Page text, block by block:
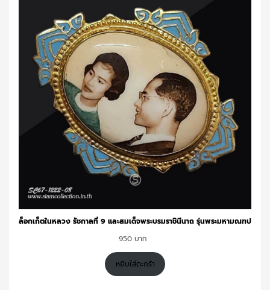
ล็อกเก็ตในหลวง รัชกาลที่ 9 และสมเด็จพระบรมราชินีนาถ รุ่นพระมหามณฑป
950
หยิบใส่ตะกร้า